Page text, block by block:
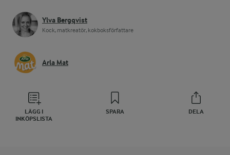
Ylva Bergqvist
Kock, matkreatör, kokboksförfattare
Arla Mat
LÄGG I
INKÖPSLISTA
SPARA DELA